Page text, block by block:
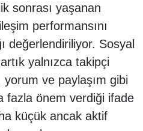
sonrası yaşanan
performansını
değerlendiriliyor. Sosyal
yalnızca takipçi
yorum ve paylaşım gibi
fazla önem verdiği ifade
küçük ancak aktif